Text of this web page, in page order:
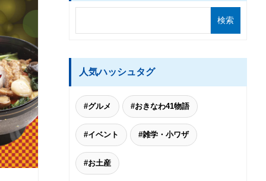
人気ハッシュタグ
#グルメ #おきなわ41物語
#イベント #雑学・小ワザ
#お土産